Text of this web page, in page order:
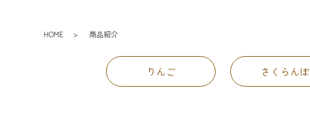
HOME 商品紹介
りんご さくらんぼ